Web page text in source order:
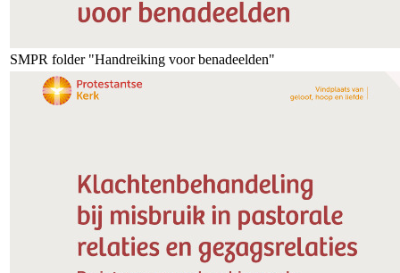
SMPR folder "Handreiking voor benadeelden"